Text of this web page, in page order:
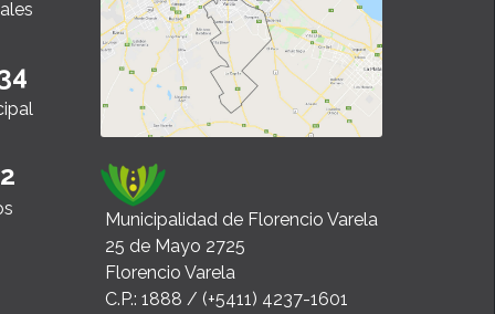
Municipalidad de Florencio Varela
25 de Mayo 2725
Florencio Varela
C.P.: 1888 / (+5411) 4237-1601